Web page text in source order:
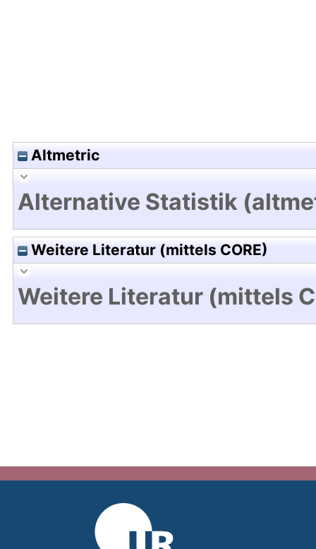
Altmetric
Alternative Statistik
Weitere Literatur (mittels CORE)
Weitere Literatur (mittels